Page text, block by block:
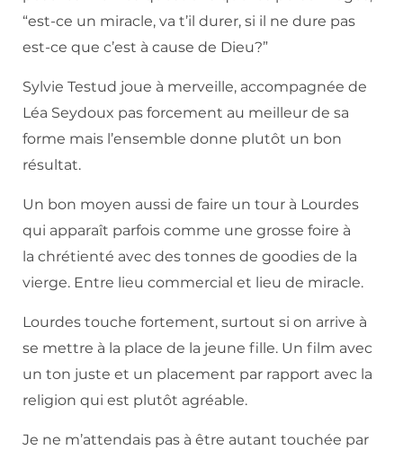
“est-ce un miracle, va t’il durer, si il ne dure pas
est-ce que c’est à cause de Dieu?”
Sylvie Testud joue à merveille, accompagnée de
Léa Seydoux pas forcement au meilleur de sa
forme mais l’ensemble donne plutôt un bon
résultat.
Un bon moyen aussi de faire un tour à Lourdes
qui apparaît parfois comme une grosse foire à
la chrétienté avec des tonnes de goodies de la
vierge. Entre lieu commercial et lieu de miracle.
Lourdes touche fortement, surtout si on arrive à
se mettre à la place de la jeune fille. Un film avec
un ton juste et un placement par rapport avec la
religion qui est plutôt agréable.
Je ne m’attendais pas à être autant touchée par